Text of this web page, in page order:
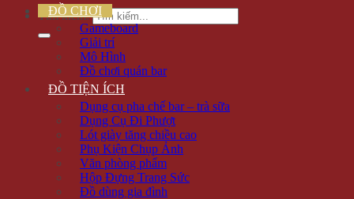
Tìm kiếm:
ĐỒ CHƠI
Gameboard
Giải trí
Mô Hình
Đồ chơi quán bar
ĐỒ TIỆN ÍCH
Dụng cụ pha chế bar – trà sữa
Dụng Cụ Đi Phượt
Lót giày tăng chiều cao
Phụ Kiện Chụp Ảnh
Văn phòng phẩm
Hộp Đựng Trang Sức
Đồ dùng gia đình